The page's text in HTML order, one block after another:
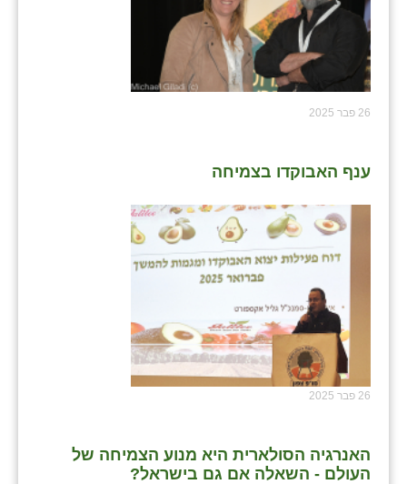
26 פבר 2025
ענף האבוקדו בצמיחה
26 פבר 2025
האנרגיה הסולארית היא מנוע הצמיחה של
העולם - השאלה אם גם בישראל?